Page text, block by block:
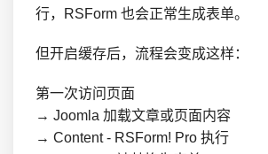
行，RSForm 也会正常生成表单。
但开启缓存后，流程会变成这样：
第一次访问页面
→ Joomla 加载文章或页面内容
→ Content - RSForm! Pro 执行